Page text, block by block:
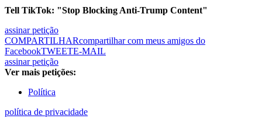
Tell TikTok: "Stop Blocking Anti-Trump Content"
assinar petição
COMPARTILHARcompartilhar com meus amigos do
FacebookTWEETE-MAIL
assinar petição
Ver mais petições:
Política
política de privacidade